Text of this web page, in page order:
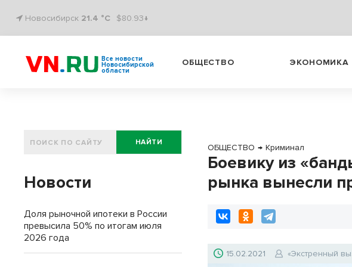
Новосибирск 21.4 °C $80.93↓
Все новости
Новосибирской
области
ОБЩЕСТВО ЭКОНОМИКА
ОБЩЕСТВО → Криминал
Боевику из
рынка вынесли
15.02.2021 «Экстренный
НАЙТИ
Новости
Доля рыночной ипотеки в России
превысила 50% по итогам июля
2026 года